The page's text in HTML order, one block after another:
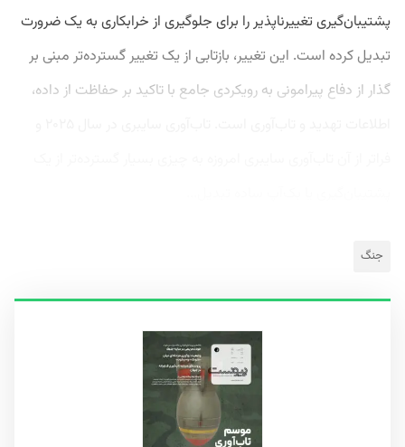
پشتیبان‌گیری تغییرناپذیر را برای جلوگیری از خرابکاری به یک ضرورت
تبدیل کرده است. این تغییر، بازتابی از یک تغییر گسترده‌تر مبنی بر
گذار از دفاع پیرامونی به رویکردی جامع با تاکید بر حفاظت از داده،
جنگ